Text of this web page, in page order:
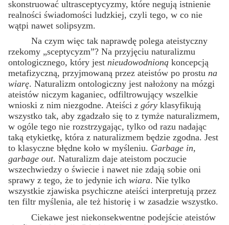
skonstruować ultrasceptycyzmy, które negują istnienie
realności świadomości ludzkiej, czyli tego, w co nie
wątpi nawet solipsyzm.
Na czym więc tak naprawdę polega ateistyczny
rzekomy „sceptycyzm”? Na przyjęciu naturalizmu
ontologicznego, który jestnieudowodnioną koncepcją
metafizyczną, przyjmowaną przez ateistów po prostuna
wiarę. Naturalizm ontologiczny jest nałożony na mózgi
ateistów niczym kaganiec, odfiltrowujący wszelkie
wnioski z nim niezgodne. Ateiściz góry klasyfikują
wszystko tak, aby zgadzało się to z tymże naturalizmem,
w ogóle tego nie rozstrzygając, tylko od razu nadając
taką etykietkę, która z naturalizmem będzie zgodna. Jest
to klasyczne błędne koło w myśleniu. Garbage in,
garbage out. Naturalizm daje ateistom poczucie
wszechwiedzy o świecie i nawet nie zdają sobie oni
sprawy z tego, że to jedynie ichwiara. Nie tylko
wszystkie zjawiska psychiczne ateiści interpretują przez
ten filtr myślenia, ale też historię i w zasadzie wszystko.
Ciekawe jest niekonsekwentne podejście ateistów